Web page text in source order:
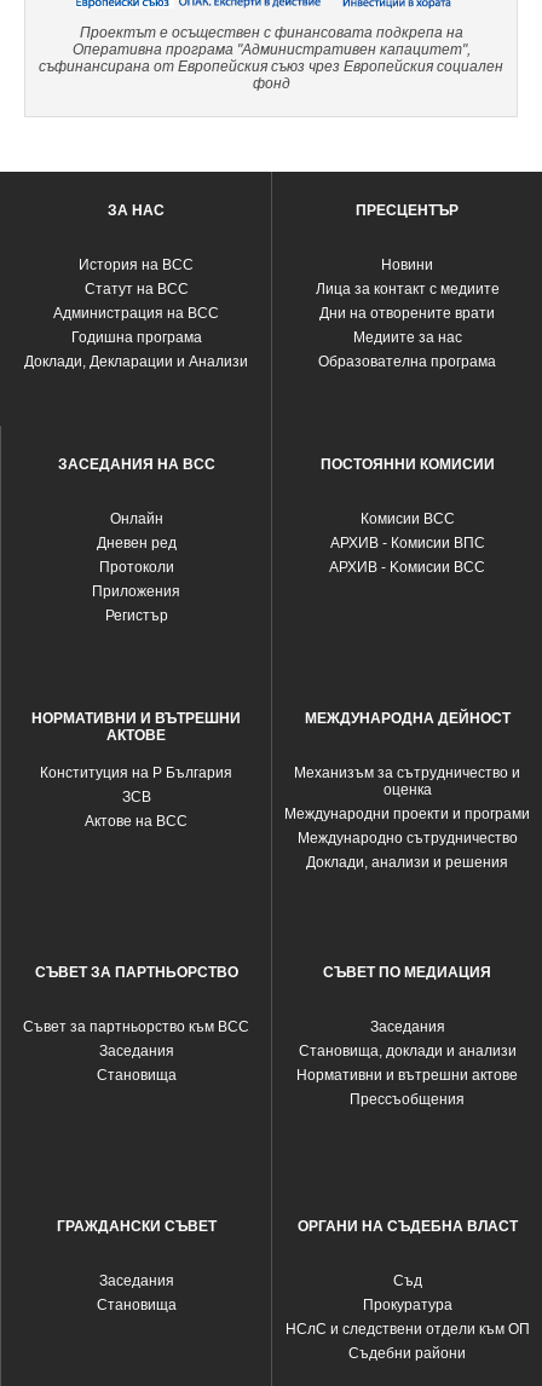
Проектът е осъществен с финансовата подкрепа на
Оперативна програма "Административен капацитет",
съфинансирана от Европейския съюз чрез Европейския социален
фонд
ЗА НАС
История на ВСС
Статут на ВСС
Администрация на ВСС
Годишна програма
Доклади, Декларации и Анализи
ПРЕСЦЕНТЪР
Новини
Лица за контакт с медиите
Дни на отворените врати
Медиите за нас
Образователна програма
ЗАСЕДАНИЯ НА ВСС
Oнлайн
Дневен ред
Протоколи
Приложения
Регистър
ПОСТОЯННИ КОМИСИИ
Комисии ВСС
АРХИВ - Комисии ВПС
АРХИВ - Kомисии ВСС
НОРМАТИВНИ И ВЪТРЕШНИ
АКТОВЕ
Конституция на Р България
ЗСВ
Актове на ВСС
МЕЖДУНАРОДНА ДЕЙНОСТ
Механизъм за сътрудничество и
оценка
Международни проекти и програми
Международно сътрудничество
Доклади, анализи и решения
СЪВЕТ ЗА ПАРТНЬОРСТВО
Съвет за партньорство към ВСС
Заседания
Становища
СЪВЕТ ПО МЕДИАЦИЯ
Заседания
Становища, доклади и анализи
Нормативни и вътрешни актове
Прессъобщения
ГРАЖДАНСКИ СЪВЕТ
Заседания
Становища
ОРГАНИ НА СЪДЕБНА ВЛАСТ
Съд
Прокуратура
НСлС и следствени отдели към ОП
Съдебни райони